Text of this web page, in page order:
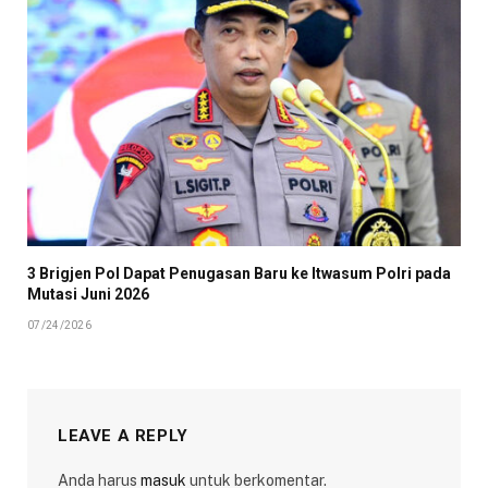
3 Brigjen Pol Dapat Penugasan Baru ke Itwasum Polri pada
Mutasi Juni 2026
07/24/2026
LEAVE A REPLY
Anda harus masuk untuk berkomentar.